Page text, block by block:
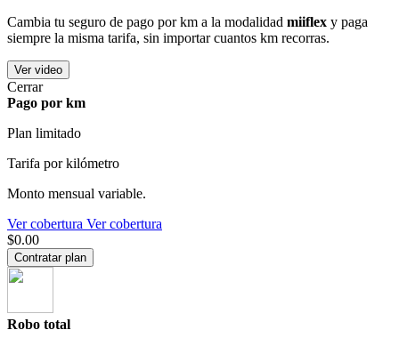
Cambia tu seguro de pago por km a la modalidad miiflex y paga
siempre la misma tarifa, sin importar cuantos km recorras.
Ver video
Cerrar
Pago por km
Plan limitado
Tarifa por kilómetro
Monto mensual variable.
Ver cobertura Ver cobertura
$0.00
Contratar plan
Robo total